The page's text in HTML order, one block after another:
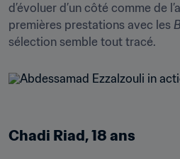
d’évoluer d’un côté comme de
premières prestations avec les
sélection semble tout tracé.
Chadi Riad, 18 ans